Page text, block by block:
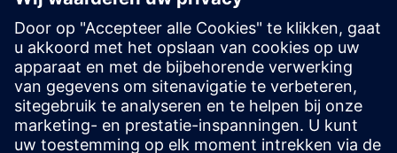
Noodoe EV OS
Noodoe EV OS is an advanced cloud-based EV charging
software (CMS) that supports reliable charging services
with an average of 99.9% software uptime.
Meer informatie